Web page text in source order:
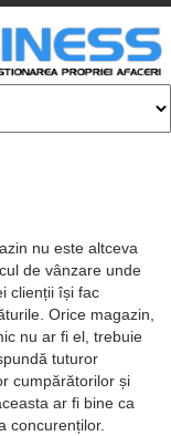
nu este altceva
de vânzare unde
clienții își fac
Orice magazin,
nu ar fi el, trebuie
tuturor
cumpărătorilor și
ar fi bine ca
concurenților.